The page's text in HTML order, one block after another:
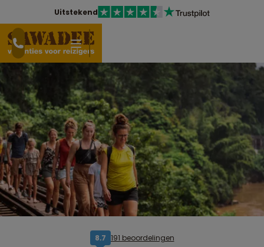
Uitstekend
8,7 191 beoordelingen